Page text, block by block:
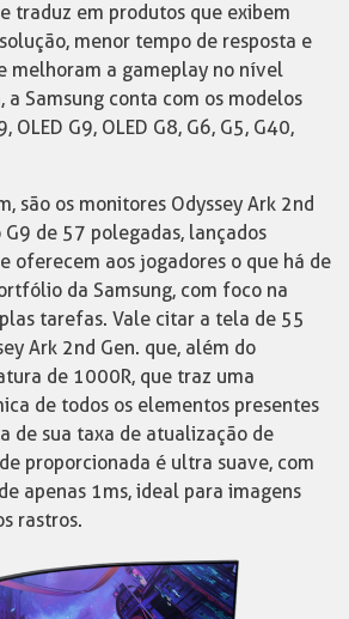
traduz em produtos que exibem
menor tempo de resposta e
melhoram a gameplay no nível
a Samsung conta com os modelos
OLED G9, OLED G8, G6, G5, G40,
são os monitores Odyssey Ark 2nd
G9 de 57 polegadas, lançados
oferecem aos jogadores o que há de
da Samsung, com foco na
tarefas. Vale citar a tela de 55
Ark 2nd Gen. que, além do
de 1000R, que traz uma
de todos os elementos presentes
de sua taxa de atualização de
proporcionada é ultra suave, com
apenas 1ms, ideal para imagens
rastros.